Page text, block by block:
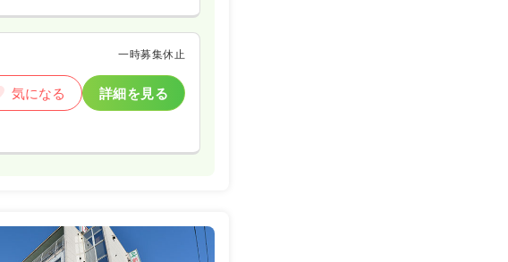
一時募集休止
気になる 詳細を見る